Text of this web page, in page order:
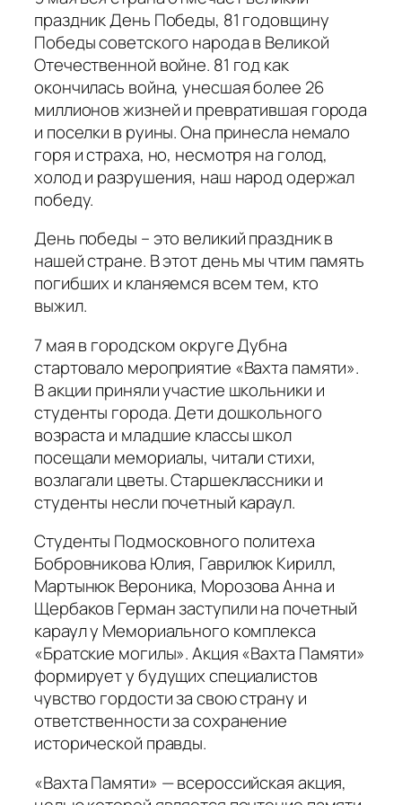
праздник День Победы, 81 годовщину
Победы советского народа в Великой
Отечественной войне. 81 год как
окончилась война, унесшая более 26
миллионов жизней и превратившая города
и поселки в руины. Она принесла немало
горя и страха, но, несмотря на голод,
холод и разрушения, наш народ одержал
победу.
День победы – это великий праздник в
нашей стране. В этот день мы чтим память
погибших и кланяемся всем тем, кто
выжил.
7 мая в городском округе Дубна
стартовало мероприятие «Вахта памяти».
В акции приняли участие школьники и
студенты города. Дети дошкольного
возраста и младшие классы школ
посещали мемориалы, читали стихи,
возлагали цветы. Старшеклассники и
студенты несли почетный караул.
Студенты Подмосковного политеха
Бобровникова Юлия, Гаврилюк Кирилл,
Мартынюк Вероника, Морозова Анна и
Щербаков Герман заступили на почетный
караул у Мемориального комплекса
«Братские могилы». Акция «Вахта Памяти»
формирует у будущих специалистов
чувство гордости за свою страну и
ответственности за сохранение
исторической правды.
«Вахта Памяти» — всероссийская акция,